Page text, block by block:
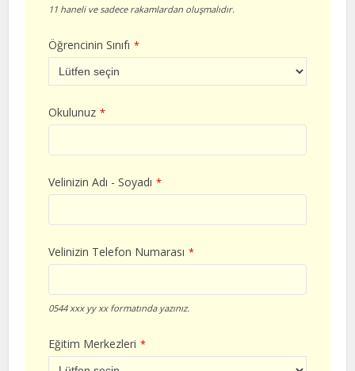
11 haneli ve sadece rakamlardan oluşmalıdır.
Öğrencinin Sınıfı *
Okulunuz *
Velinizin Adı - Soyadı *
Velinizin Telefon Numarası *
0544 xxx yy xx formatında yazınız.
Eğitim Merkezleri *